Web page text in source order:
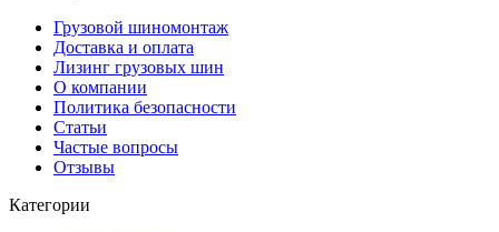
Грузовой шиномонтаж
Доставка и оплата
Лизинг грузовых шин
О компании
Политика безопасности
Статьи
Частые вопросы
Отзывы
Категории